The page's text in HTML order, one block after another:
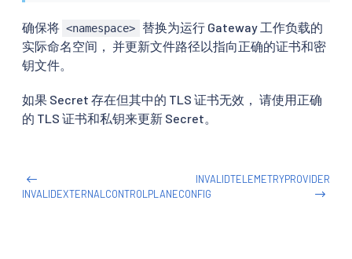
确保将 <namespace>
替换为运行 Gateway 工作负载的
实际命名空间， 并更新文件路径以指向正确的证书和密
钥文件。
如果 Secret 存在但其中的 TLS 证书无效， 请使用正确
的 TLS 证书和私钥来更新 Secret。
INVALIDEXTERNALCONTROLPLANECONFIG
INVALIDTELEMETRYPROVIDER